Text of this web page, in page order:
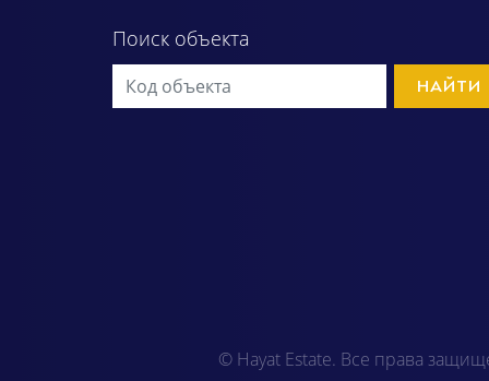
Поиск объекта
НАЙТИ
© Hayat Estate. Все права